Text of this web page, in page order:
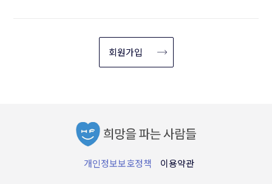
(3) 회원은 관리자가 제공하는 서비스를 이용하여 얻은 정보를 가
공, 판매하는 행위 등 "희파사" 내에 게재된 자료를 상업적으로 이
(4) 웹사이트에 게시된 글과 이미지는 타 마케팅 활동의 보조적인
(1) 관리자는 이 약관과 관련법령이 금하는 행위를 하여서는 아니
되며, 회원에게 지속적이고 적절한 서비스를 제공하기 위하여 노
(2) 관리자는 회원에 대한 사전 공지 없이 일방적으로 서비스를
중단할 수 없습니다.
가. 회계처리 및 요금 수납 등 관련 근거 자료 : 5년
나. 관련 법령 위반에 따른 수사‧조사 등이 진행중인 경
명시한 범위 내에서만 처리하며, 정보주체의 사전 동의 없
이는 본래의 범위를 초과하여 처리하거나 제3자에게 제
정보의 제공), 제18조(개인정보의 목적외 이용∙제공 제한)
개인정보보호정책 이용약관